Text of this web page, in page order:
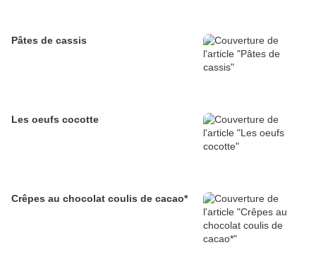
Pâtes de cassis
Les oeufs cocotte
Crêpes au chocolat coulis de cacao*